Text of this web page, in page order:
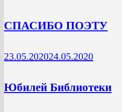
СПАСИБО ПОЭТУ
23.05.202024.05.2020
Юбилей Библиотеки